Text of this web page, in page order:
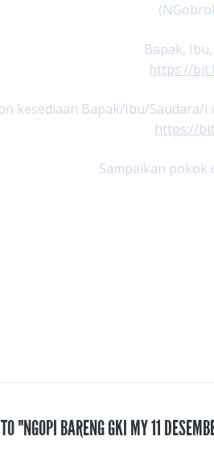
Bapak,
https://
kesediaan Bapak/Ibu/Saudara/i
https://
Sampaikan pokok
"NGOPI BARENG GKI MY 11